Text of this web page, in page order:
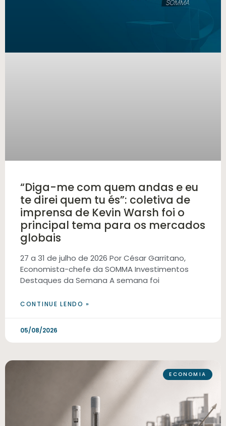
“Diga-me com quem andas e eu
te direi quem tu és”: coletiva de
imprensa de Kevin Warsh foi o
principal tema para os mercados
globais
27 a 31 de julho de 2026 Por César Garritano,
Economista-chefe da SOMMA Investimentos
Destaques da Semana A semana foi
CONTINUE LENDO »
05/08/2026
ECONOMIA